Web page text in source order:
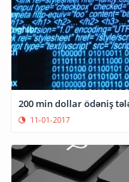
200 min dollar ödəniş
11-01-2017